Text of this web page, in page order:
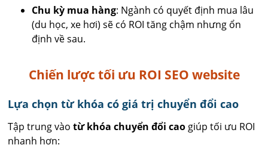
Chu kỳ mua hàng: Ngành có quyết định mua lâu
(du học, xe hơi) sẽ có ROI tăng chậm nhưng ổn
định về sau.
Chiến lược tối ưu ROI SEO website
Lựa chọn từ khóa có giá trị chuyển đổi cao
Tập trung vàotừ khóa chuyển đổi cao giúp tối ưu ROI
nhanh hơn: